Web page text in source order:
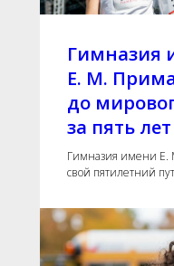
Гимназия
Е. М.
до
за пять лет
Гимназия имени Е.
свой пятилетний